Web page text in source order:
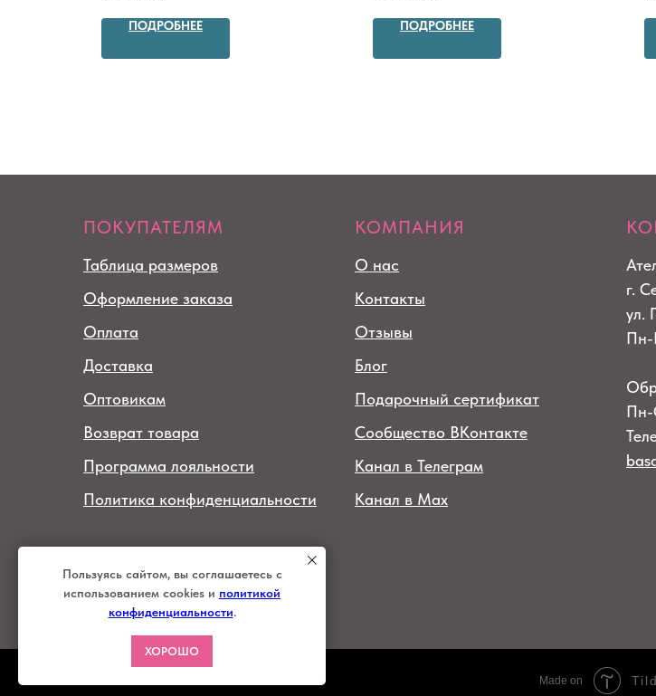
ПОДРОБНЕЕ ПОДРОБНЕЕ
Пользуясь сайтом, вы соглашаетесь с
использованием cookies и политикой
конфиденциальности.
ХОРОШО
ПОКУПАТЕЛЯМ
Таблица размеров
Оформление заказа
Оплата
Доставка
Оптовикам
Возврат товара
Программа лояльности
Политика конфиденциальности
КОМПАНИЯ
О нас
Контакты
Отзывы
Блог
Подарочный сертификат
Сообщество ВКонтакте
Канал в Телеграм
Канал в Max
г.
ул.
Пн-
Пн-
женской одежды "Баса Барыня"
ИП Меркулова Ю.В.
ИНН 920152039289
Made on